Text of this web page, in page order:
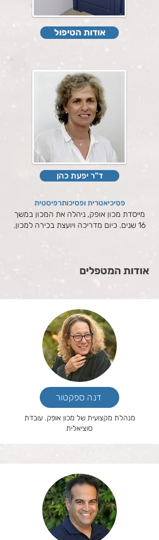
אודות הטיפול
ד"ר יפעת כהן
פסיכיאטרית ופסיכותרפיסטית
מייסדת מכון אופק, ניהלה את המכון במשך
16 שנים. כיום מדריכה ויועצת בכירה למכון.
אודות המטפלים
דנה ספקטור
מנהלת מקצועית של מכון אופק. עובדת
סוציאלית